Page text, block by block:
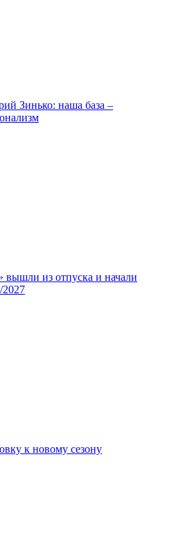
Зинько: наша база –
вышли из отпуска и начали
2027
к новому сезону